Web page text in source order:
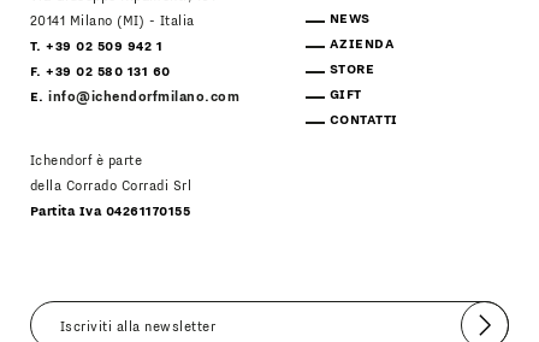
20141 Milano (MI) - Italia
T. +39 02 509 942 1
F. +39 02 580 131 60
E.info@ichendorfmilano.com
Ichendorf è parte
della Corrado Corradi Srl
Partita Iva 04261170155
NEWS
AZIENDA
STORE
GIFT
CONTATTI
Invia